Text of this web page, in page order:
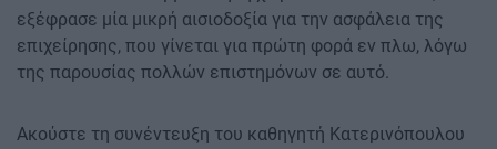
εξέφρασε μία μικρή αισιοδοξία για την ασφάλεια της
επιχείρησης, που γίνεται για πρώτη φορά εν πλω, λόγω
της παρουσίας πολλών επιστημόνων σε αυτό.
Ακούστε τη συνέντευξη του καθηγητή Κατερινόπουλου